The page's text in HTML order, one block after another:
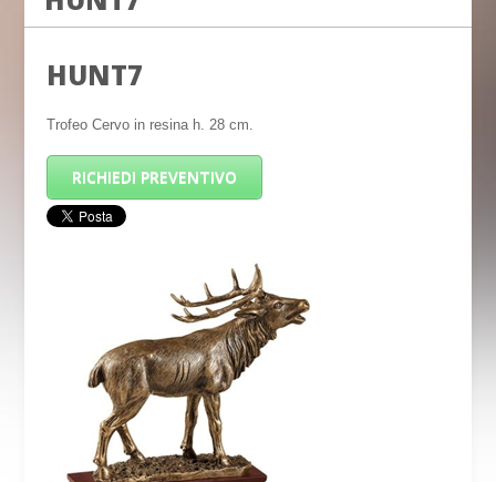
HUNT7
Trofeo Cervo in resina h. 28 cm.
RICHIEDI PREVENTIVO